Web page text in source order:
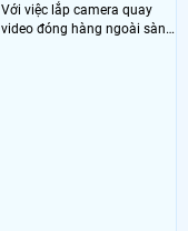
Với việc lắp camera quay
video đóng hàng ngoài sàn